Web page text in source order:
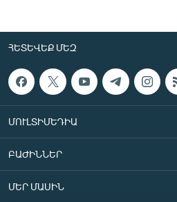
ՀԵՏԵՎԵՔ ՄԵԶ
ՄՈՒԼՏԻՄԵԴԻԱ
ԲԱԺԻՆՆԵՐ
ՄԵՐ ՄԱՍԻՆ